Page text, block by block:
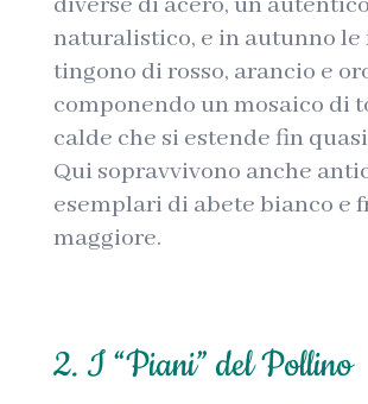
naturalistico, e in autunno le
tingono di rosso, arancio e
componendo un mosaico di
calde che si estende fin
Qui sopravvivono anche
esemplari di abete bianco e
maggiore.
2. I “Piani” del Pollino